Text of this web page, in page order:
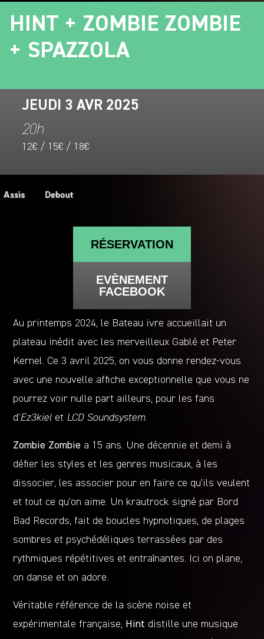
HINT + ZOMBIE ZOMBIE
+ SPAZZOLA
JEUDI 3 AVR 2025
20h
12€ / 15€ / 18€
RÉSERVATION
EVÈNEMENT
FACEBOOK
Au printemps 2024, le Bateau ivre accueillait un
plateau inédit avec les merveilleux Gablé et Peter
Kernel. Ce 3 avril 2025, on vous donne rendez-vous
avec une nouvelle affiche exceptionnelle que vous ne
pourrez voir nulle part ailleurs, pour les fans
d’Ez3kiel et LCD Soundsystem.
Zombie Zombie a 15 ans. Une décennie et demi à
défier les styles et les genres musicaux, à les
dissocier, les associer pour en faire ce qu’ils veulent
et tout ce qu’on aime. Un krautrock signé par Bord
Bad Records, fait de boucles hypnotiques, de plages
sombres et psychédéliques terrassées par des
rythmiques répétitives et entraînantes. Ici on plane,
on danse et on adore.
Véritable référence de la scène noise et
expérimentale française,
Hint distille une musique